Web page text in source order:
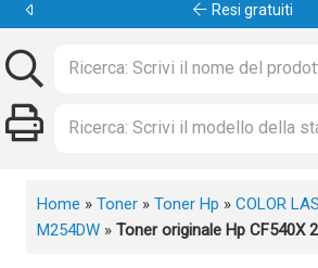
Resi gratuiti
Home » Toner » Toner Hp » COLOR
M254DW » Toner originale Hp CF540X